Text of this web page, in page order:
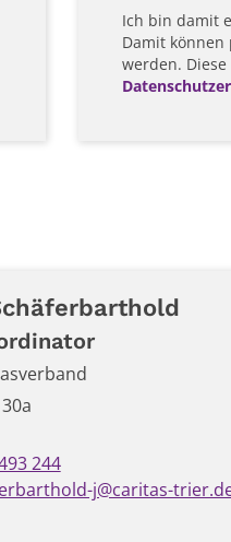
Ich bin damit
Damit
werden.
244
j@caritas-